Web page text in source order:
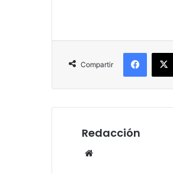
Compartir
Redacción